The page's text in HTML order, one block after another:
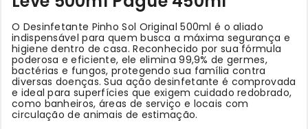
O Desinfetante Pinho Sol Original 500ml é o aliado
indispensável para quem busca a máxima segurança e
higiene dentro de casa. Reconhecido por sua fórmula
poderosa e eficiente, ele elimina 99,9% de germes,
bactérias e fungos, protegendo sua família contra
diversas doenças. Sua ação desinfetante é comprovada
e ideal para superfícies que exigem cuidado redobrado,
como banheiros, áreas de serviço e locais com
circulação de animais de estimação.